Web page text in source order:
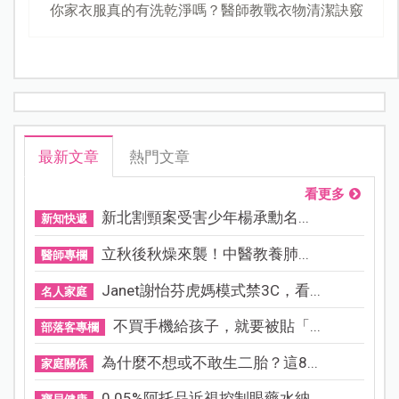
你家衣服真的有洗乾淨嗎？醫師教戰衣物清潔訣竅
最新文章 熱門文章
看更多
新知快遞 新北割頸案受害少年楊承勳名...
醫師專欄 立秋後秋燥來襲！中醫教養肺...
名人家庭 Janet謝怡芬虎媽模式禁3C，看...
部落客專欄 不買手機給孩子，就要被貼「...
家庭關係 為什麼不想或不敢生二胎？這8...